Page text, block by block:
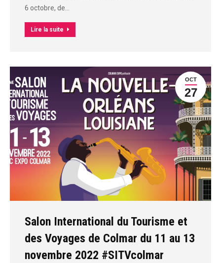
6 octobre, de…
Lire la suite
OCT
27
Salon International du Tourisme et
des Voyages de Colmar du 11 au 13
novembre 2022 #SITVcolmar